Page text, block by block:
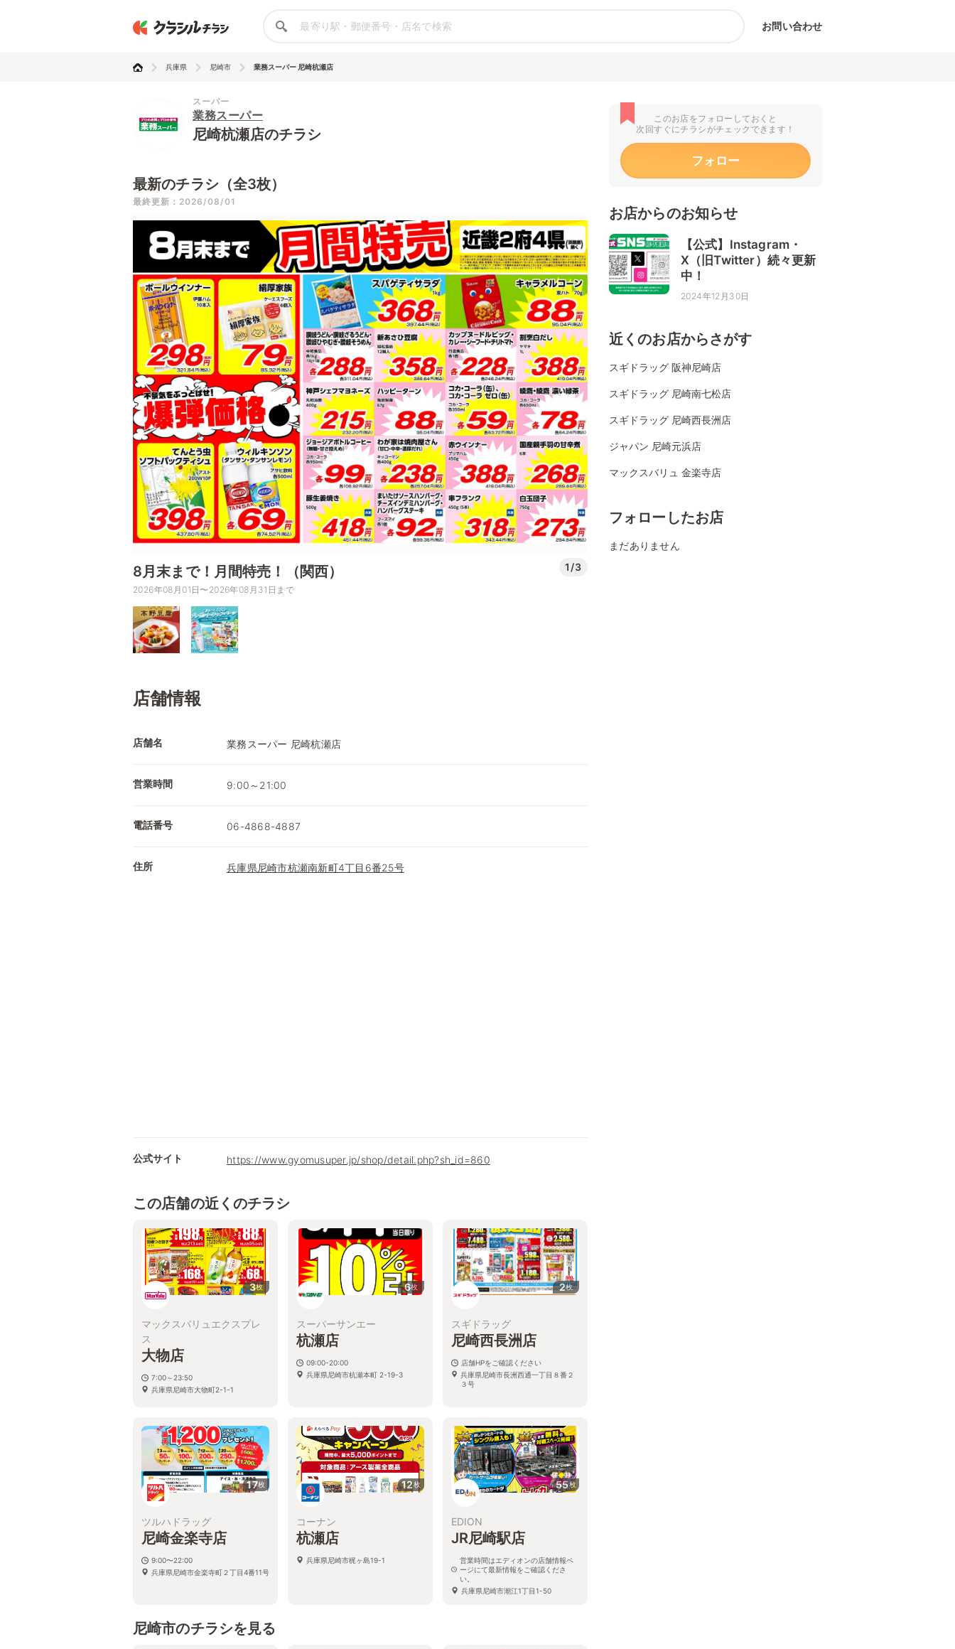
お問い合わせ
兵庫県 尼崎市 業務スーパー 尼崎杭瀬店
スーパー
業務スーパー
尼崎杭瀬店のチラシ
最新のチラシ（全3枚）
最終更新：2026/08/01
8月末まで！月間特売！（関西） 1/3
2026年08月01日〜2026年08月31日まで
店舗情報
店舗名 業務スーパー 尼崎杭瀬店
営業時間 9:00～21:00
電話番号 06-4868-4887
住所 兵庫県尼崎市杭瀬南新町4丁目6番25号
公式サイト https://www.gyomusuper.jp/shop/detail.php?sh_id=860
この店舗の近くのチラシ
3枚
マックスバリュエクスプレ
ス
大物店
7:00～23:50
兵庫県尼崎市大物町2-1-1
6枚
スーパーサンエー
杭瀬店
09:00-20:00
兵庫県尼崎市杭瀬本町 2-19-3
2枚
スギドラッグ
尼崎西長洲店
店舗HPをご確認ください
兵庫県尼崎市長洲西通一丁目８番２
３号
17枚
ツルハドラッグ
尼崎金楽寺店
9:00〜22:00
兵庫県尼崎市金楽寺町２丁目4番11号
12枚
コーナン
杭瀬店
兵庫県尼崎市梶ヶ島19-1
55枚
EDION
JR尼崎駅店
営業時間はエディオンの店舗情報ペ
ージにて最新情報をご確認くださ
い。
兵庫県尼崎市潮江1丁目1-50
尼崎市のチラシを見る
このお店をフォローしておくと
次回すぐにチラシがチェックできます！
フォロー
お店からのお知らせ
【公式】Instagram・
X（旧Twitter）続々更新
中！
2024年12月30日
近くのお店からさがす
スギドラッグ 阪神尼崎店
スギドラッグ 尼崎南七松店
スギドラッグ 尼崎西長洲店
ジャパン 尼崎元浜店
マックスバリュ 金楽寺店
フォローしたお店
まだありません